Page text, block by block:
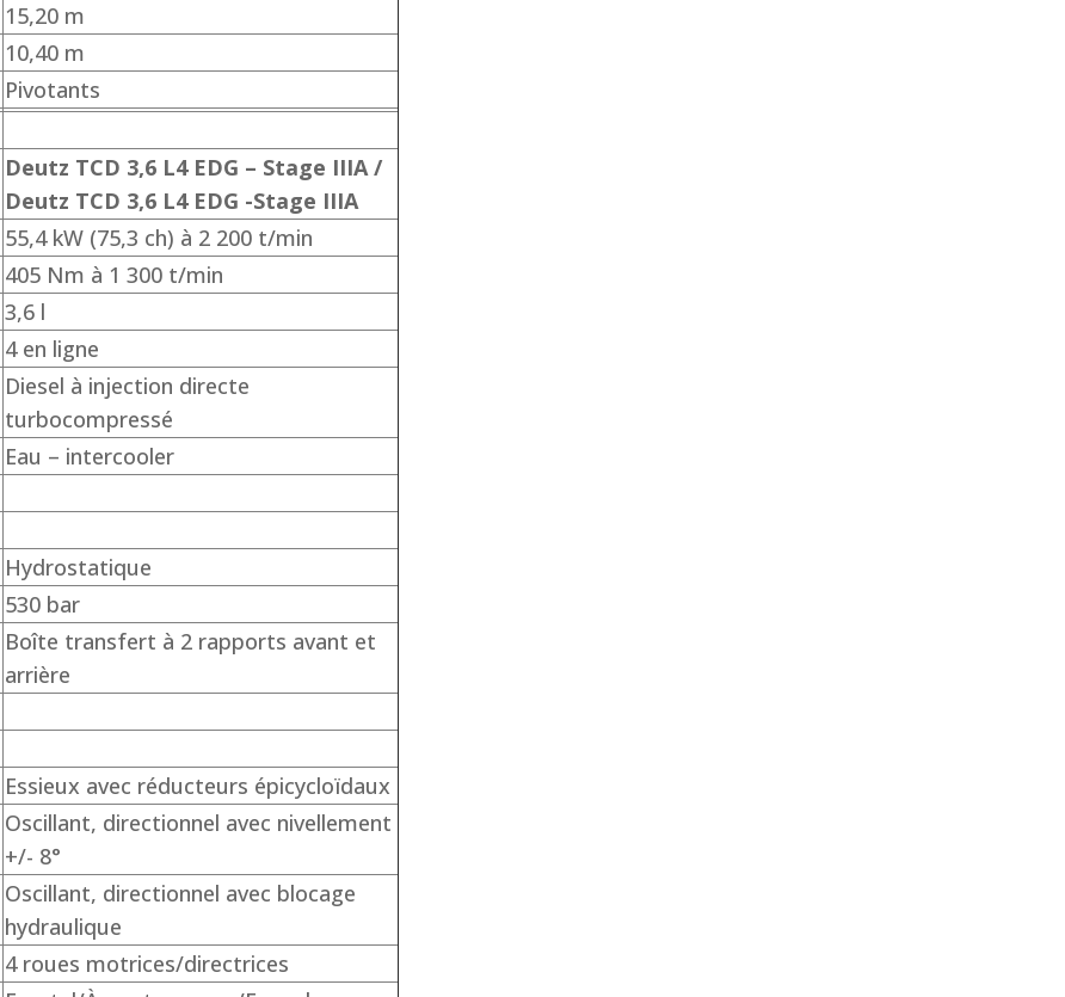
15,20 m
10,40 m
Pivotants
Deutz TCD 3,6 L4 EDG – Stage IIIA /
Deutz TCD 3,6 L4 EDG -Stage IIIA
55,4 kW (75,3 ch) à 2 200 t/min
405 Nm à 1 300 t/min
3,6 l
4 en ligne
Diesel à injection directe
turbocompressé
Eau – intercooler
Hydrostatique
530 bar
Boîte transfert à 2 rapports avant et
arrière
Essieux avec réducteurs épicycloïdaux
Oscillant, directionnel avec nivellement
+/- 8°
Oscillant, directionnel avec blocage
hydraulique
4 roues motrices/directrices